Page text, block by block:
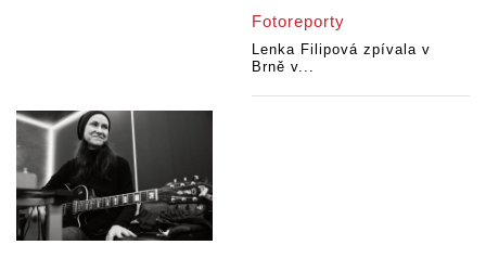
Fotoreporty
Lenka Filipová zpívala v
Brně v...